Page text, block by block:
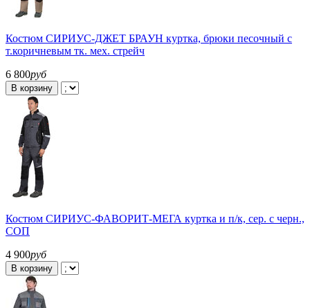
Костюм СИРИУС-ДЖЕТ БРАУН куртка, брюки песочный с
т.коричневым тк. мех. стрейч
6 800руб
В корзину
Костюм СИРИУС-ФАВОРИТ-МЕГА куртка и п/к, сер. с черн.,
СОП
4 900руб
В корзину